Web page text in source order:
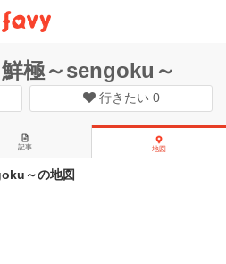
極～sengoku～
行きたい 0
記事 地図
～の地図